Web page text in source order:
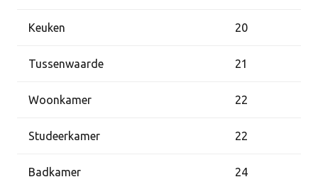
Keuken 20
Tussenwaarde 21
Woonkamer 22
Studeerkamer 22
Badkamer 24